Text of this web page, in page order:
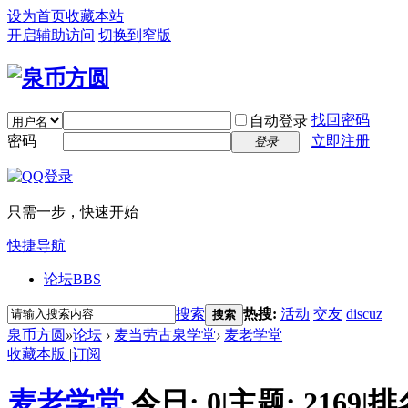
设为首页收藏本站
开启辅助访问 切换到窄版
自动登录 找回密码
密码
登录 立即注册
只需一步，快速开始
快捷导航
论坛BBS
搜索 搜索 热搜: 活动 交友 discuz
泉币方圆 »论坛 › 麦当劳古泉学堂› 麦老学堂
收藏本版 |订阅